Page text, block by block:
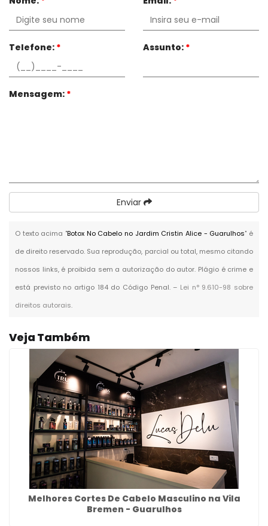
Telefone: * Assunto: *
Mensagem: *
Enviar
O texto acima "Botox No Cabelo no Jardim Cristin Alice - Guarulhos" é
de direito reservado. Sua reprodução, parcial ou total, mesmo citando
nossos links, é proibida sem a autorização do autor. Plágio é crime e
está previsto no artigo 184 do Código Penal. – Lei n° 9.610-98 sobre
direitos autorais.
Veja Também
Melhores Cortes De Cabelo Masculino na Vila
Bremen - Guarulhos